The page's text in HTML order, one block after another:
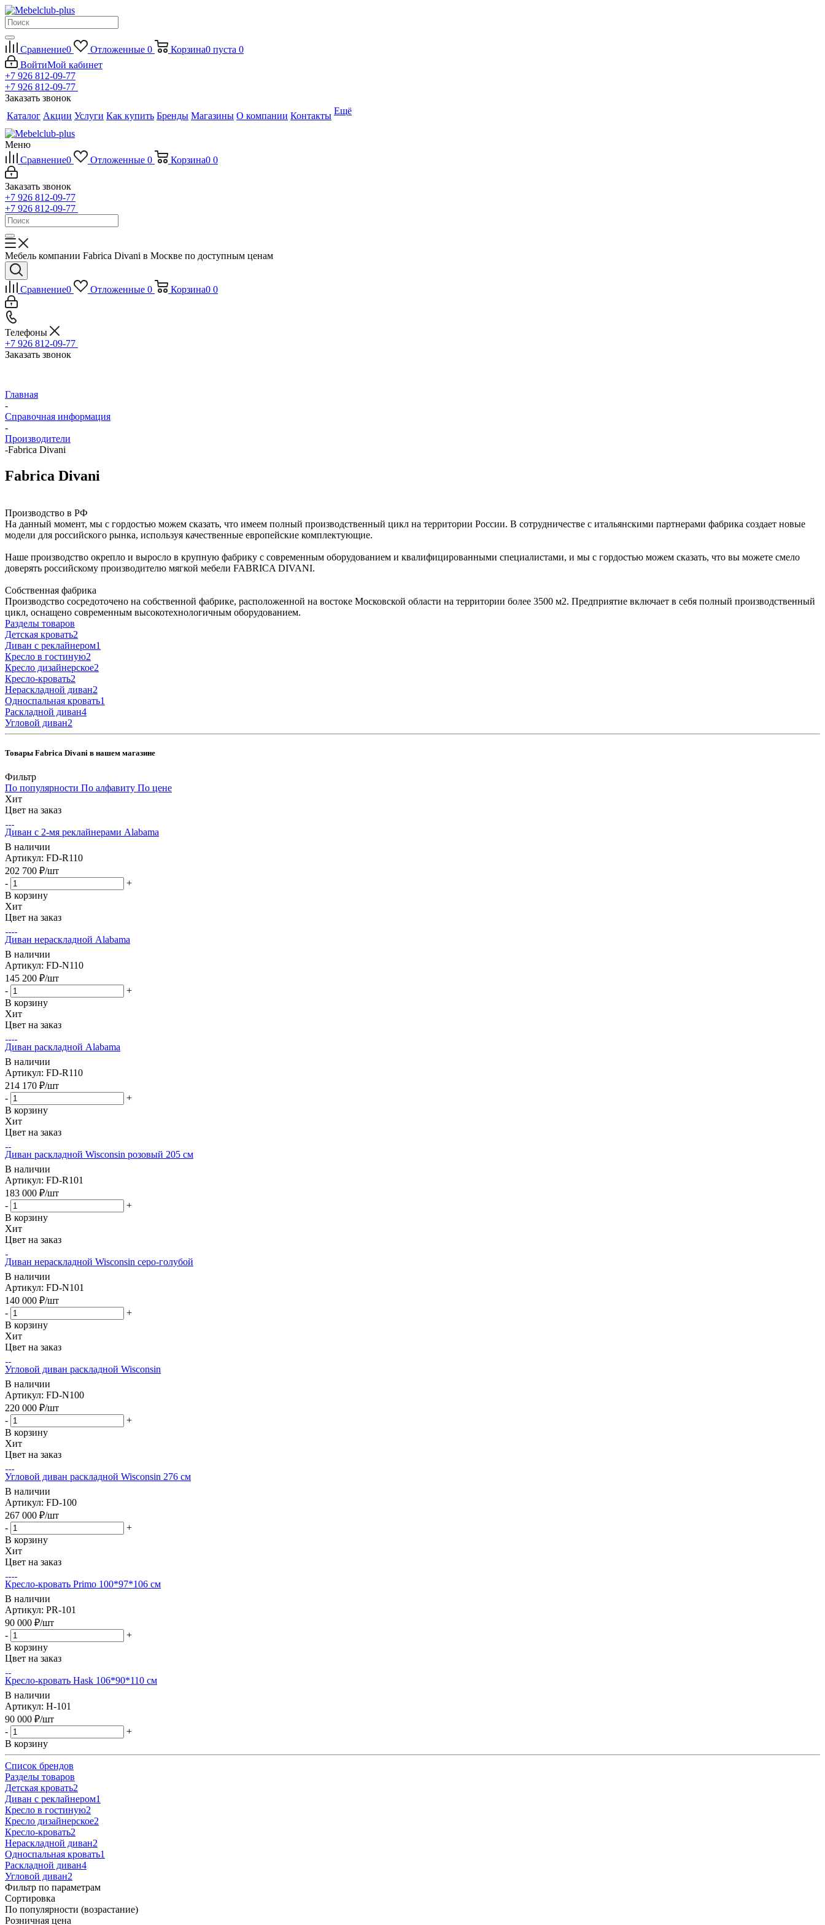
Сравнение0 Отложенные 0 Корзина0 пуста 0
ВойтиМой кабинет
+7 926 812-09-77
+7 926 812-09-77
Заказать звонок
Каталог Акции Услуги Как купить Бренды Магазины О компании Контакты Ещё
Меню
Сравнение0 Отложенные 0 Корзина0 0
Заказать звонок
+7 926 812-09-77
+7 926 812-09-77
Мебель компании Fabrica Divani в Москве по доступным ценам
Сравнение0 Отложенные 0 Корзина0 0
Телефоны
+7 926 812-09-77
Заказать звонок
Главная
-
Справочная информация
-
Производители
-Fabrica Divani
Fabrica Divani
Производство в РФ
На данный момент, мы с гордостью можем сказать, что имеем полный производственный цикл на территории России. В сотрудничестве с итальянскими партнерами фабрика создает новые
модели для российского рынка, используя качественные европейские комплектующие.
Наше производство окрепло и выросло в крупную фабрику с современным оборудованием и квалифицированными специалистами, и мы с гордостью можем сказать, что вы можете смело
доверять российскому производителю мягкой мебели FABRICA DIVANI.
Собственная фабрика
Производство сосредоточено на собственной фабрике, расположенной на востоке Московской области на территории более 3500 м2. Предприятие включает в себя полный производственный
цикл, оснащено современным высокотехнологичным оборудованием.
Разделы товаров
Детская кровать2
Диван с реклайнером1
Кресло в гостиную2
Кресло дизайнерское2
Кресло-кровать2
Нераскладной диван2
Односпальная кровать1
Раскладной диван4
Угловой диван2
Товары Fabrica Divani в нашем магазине
Фильтр
По популярности По алфавиту По цене
Хит
Цвет на заказ
Диван с 2-мя реклайнерами Alabama
В наличии
Артикул: FD-R110
202 700 ₽/шт
-
+
В корзину
Хит
Цвет на заказ
Диван нераскладной Alabama
В наличии
Артикул: FD-N110
145 200 ₽/шт
-
+
В корзину
Хит
Цвет на заказ
Диван раскладной Alabama
В наличии
Артикул: FD-R110
214 170 ₽/шт
-
+
В корзину
Хит
Цвет на заказ
Диван раскладной Wisconsin розовый 205 см
В наличии
Артикул: FD-R101
183 000 ₽/шт
-
+
В корзину
Хит
Цвет на заказ
Диван нераскладной Wisconsin серо-голубой
В наличии
Артикул: FD-N101
140 000 ₽/шт
-
+
В корзину
Хит
Цвет на заказ
Угловой диван раскладной Wisconsin
В наличии
Артикул: FD-N100
220 000 ₽/шт
-
+
В корзину
Хит
Цвет на заказ
Угловой диван раскладной Wisconsin 276 см
В наличии
Артикул: FD-100
267 000 ₽/шт
-
+
В корзину
Хит
Цвет на заказ
Кресло-кровать Primo 100*97*106 см
В наличии
Артикул: PR-101
90 000 ₽/шт
-
+
В корзину
Цвет на заказ
Кресло-кровать Hask 106*90*110 см
В наличии
Артикул: H-101
90 000 ₽/шт
-
+
В корзину
Список брендов
Разделы товаров
Детская кровать2
Диван с реклайнером1
Кресло в гостиную2
Кресло дизайнерское2
Кресло-кровать2
Нераскладной диван2
Односпальная кровать1
Раскладной диван4
Угловой диван2
Фильтр по параметрам
Сортировка
По популярности (возрастание)
Розничная цена